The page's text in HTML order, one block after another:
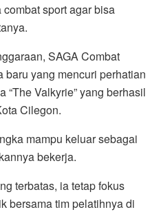
sport agar bisa
SAGA Combat
yang mencuri perhatian
Valkyrie” yang berhasil
Cilegon.
mampu keluar sebagai
bekerja.
terbatas, ia tetap fokus
bersama tim pelatihnya di